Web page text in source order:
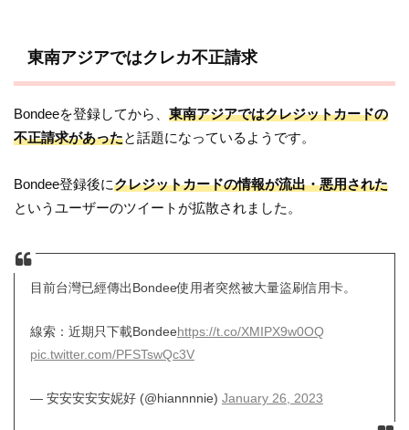
東南アジアではクレカ不正請求
Bondeeを登録してから、東南アジアではクレジットカードの
不正請求があったと話題になっているようです。
Bondee登録後にクレジットカードの情報が流出・悪用された
というユーザーのツイートが拡散されました。
目前台灣已經傳出Bondee使用者突然被大量盜刷信用卡。
線索：近期只下載Bondeehttps://t.co/XMIPX9w0OQ
pic.twitter.com/PFSTswQc3V
— 安安安安安妮好 (@hiannnnie) January 26, 2023